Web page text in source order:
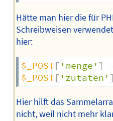
Hätte man hier die für
Schreibweisen
hier:
$_POST [ 'menge' ]
$_POST [ 'zutaten' ]
Hier hilft das
nicht, weil nicht mehr